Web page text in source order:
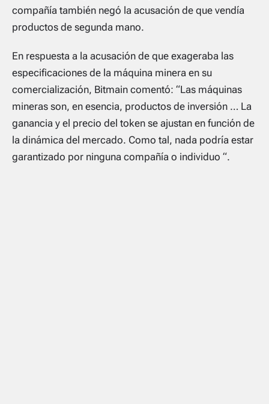
compañía también negó la acusación de que vendía
productos de segunda mano.
En respuesta a la acusación de que exageraba las
especificaciones de la máquina minera en su
comercialización, Bitmain comentó: “Las máquinas
mineras son, en esencia, productos de inversión … La
ganancia y el precio del token se ajustan en función de
la dinámica del mercado. Como tal, nada podría estar
garantizado por ninguna compañía o individuo “.